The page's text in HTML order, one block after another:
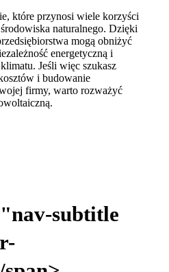
które przynosi wiele korzyści
naturalnego. Dzięki
mogą obniżyć
energetyczną i
Jeśli więc szukasz
i budowanie
firmy, warto rozważyć
subtitle